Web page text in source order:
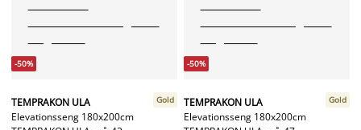
-50%
TEMPRAKON ULA
Elevationsseng 180x200cm
Gold
-50%
TEMPRAKON ULA
Elevationsseng 180x200cm
Gold